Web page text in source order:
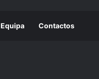
Equipa Contactos